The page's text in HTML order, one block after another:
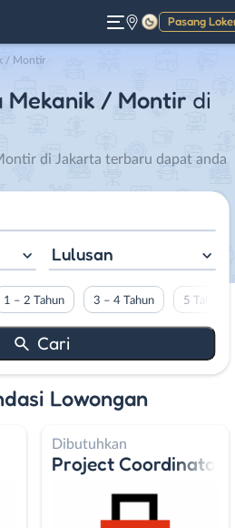
Pasang
Gelap
/ Montir
Mekanik / Montir di
di Jakarta terbaru dapat anda
Lulusan
1 – 2 Tahun 3 – 4 Tahun 5 Tahun
Lowongan
Dibutuhkan
Project Coordinator